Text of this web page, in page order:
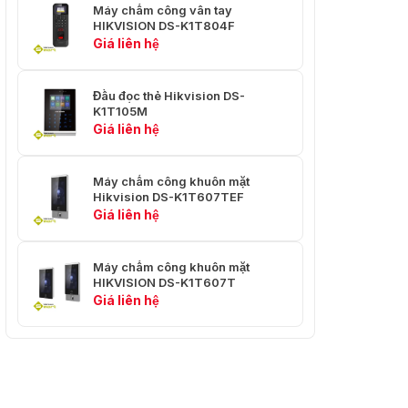
Máy chấm công vân tay
HIKVISION DS-K1T804F
Giá liên hệ
Đầu đọc thẻ Hikvision DS-
K1T105M
Giá liên hệ
Máy chấm công khuôn mặt
Hikvision DS-K1T607TEF
Giá liên hệ
Máy chấm công khuôn mặt
HIKVISION DS-K1T607T
Giá liên hệ